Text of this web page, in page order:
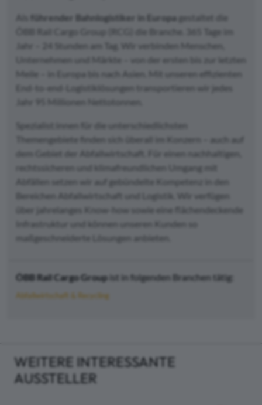
führender Bahnlogistiker in Europa gestaltet die
ÖBB Rail Cargo Group (RCG) die Branche. 365 Tage im
Jahr – 24 Stunden am Tag. Wir verbinden Menschen,
Unternehmen und Märkte – von der ersten bis zur letzten
Meile – in Europa bis nach Asien. Mit unseren effizienten
End-to-end-Logistiklösungen transportieren wir jedes
Jahr 95 Millionen Nettotonnen.
Spezialist:innen für die unterschiedlichsten
Themengebiete finden sich überall im Konzern – auch auf
dem Gebiet der Abfallwirtschaft. Für einen nachhaltigen,
rechtssicheren und klimafreundlichen Umgang mit
Abfällen setzen wir auf gebündelte Kompetenz in den
Bereichen Abfallwirtschaft und Logistik. Wir verfügen
über jahrelanges Know-how sowie eine flächendeckende
Infrastruktur und können unseren Kunden so
maßgeschneiderte Lösungen anbieten.
ÖBB Rail Cargo Group ist in folgenden Branchen tätig:
Abfallwirtschaft & Recycling
WEITERE INTERESSANTE
AUSSTELLER